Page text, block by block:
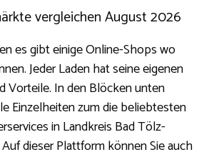
vergleichen August 2026
es gibt einige Online-Shops wo
Jeder Laden hat seine eigenen
Vorteile. In den Blöcken unten
Einzelheiten zum die beliebtesten
in Landkreis Bad Tölz-
dieser Plattform können Sie auch